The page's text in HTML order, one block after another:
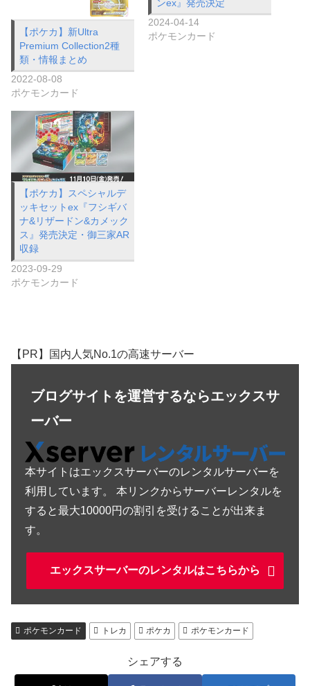
【ポケカ】新Ultra
Premium Collection2種
類・情報まとめ
2022-08-08
ポケモンカード
ンex』発売決定
2024-04-14
ポケモンカード
【ポケカ】スペシャルデ
ッキセットex『フシギバ
ナ&リザードン&カメック
ス』発売決定・御三家AR
収録
2023-09-29
ポケモンカード
【PR】国内人気No.1の高速サーバー
ブログサイトを運営するならエックスサ
ーバー
本サイトはエックスサーバーのレンタルサーバーを
利用しています。 本リンクからサーバーレンタルを
すると最大10000円の割引を受けることが出来ま
す。
エックスサーバーのレンタルはこちらから
ポケモンカード トレカ ポケカ ポケモンカード
シェアする